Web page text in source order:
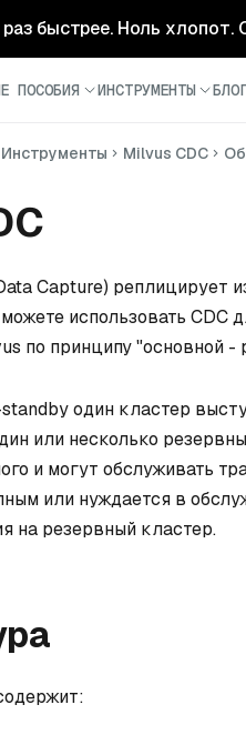
быстрее. Ноль хлопот.
ПОСОБИЯ ИНСТРУМЕНТЫ
Инструменты Milvus CDC
Capture) реплицирует
использовать CDC
по принципу "основной -
один кластер
или несколько
и могут обслуживать
или нуждается в
на резервный кластер.